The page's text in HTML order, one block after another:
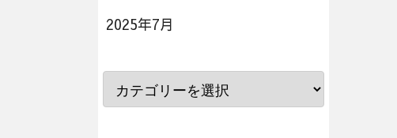
2025年7月